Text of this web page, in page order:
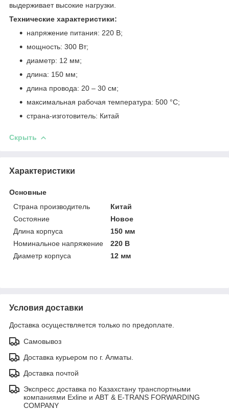
выдерживает высокие нагрузки.
Технические характеристики:
напряжение питания: 220 В;
мощность: 300 Вт;
диаметр: 12 мм;
длина: 150 мм;
длина провода: 20 – 30 см;
максимальная рабочая температура: 500 °C;
страна-изготовитель: Китай
Скрыть
Характеристики
Основные
Страна производитель
Китай
Состояние
Новое
Длина корпуса
150 мм
Номинальное напряжение
220 В
Диаметр корпуса
12 мм
Условия доставки
Доставка осуществляется только по предоплате.
Самовывоз
Доставка курьером по г. Алматы.
Доставка почтой
Экспресс доставка по Казахстану транспортными
компаниями Exline и ABT & E-TRANS FORWARDING
COMPANY